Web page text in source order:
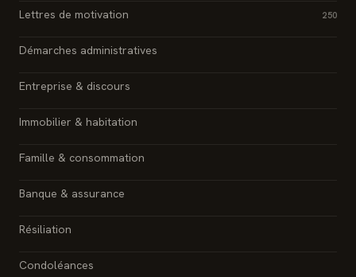
Lettres de motivation 250
Démarches administratives
Entreprise & discours
Immobilier & habitation
Famille & consommation
Banque & assurance
Résiliation
Condoléances